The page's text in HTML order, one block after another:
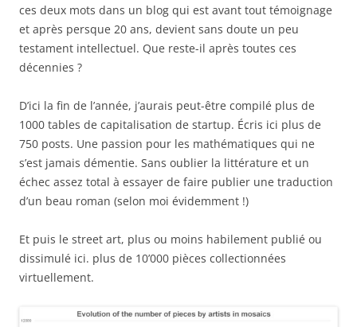
ces deux mots dans un blog qui est avant tout témoignage
et après persque 20 ans, devient sans doute un peu
testament intellectuel. Que reste-il après toutes ces
décennies ?
D’ici la fin de l’année, j’aurais peut-être compilé plus de
1000 tables de capitalisation de startup. Écris ici plus de
750 posts. Une passion pour les mathématiques qui ne
s’est jamais démentie. Sans oublier la littérature et un
échec assez total à essayer de faire publier une traduction
d’un beau roman (selon moi évidemment !)
Et puis le street art, plus ou moins habilement publié ou
dissimulé ici. plus de 10’000 pièces collectionnées
virtuellement.